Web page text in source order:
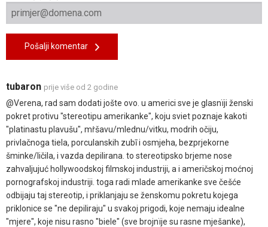
Pošalji komentar
tubaron prije više od 2 godine
@Verena, rad sam dodati jošte ovo. u americi sve je glasnïji ženski
pokret protivu "stereotipu amerikanke", koju sviet poznaje kakoti
"platinastu plavušu", mṙšavu/mlednu/vitku, modrih očiju,
privlačnoga tiela, porculanskih zubī i osmjeha, bezprjekorne
šminke/ličila, i vazda depilirana. to stereotipsko brjeme nose
zahvaljujuć hollywoodskoj filmskoj industriji, a i američskoj moćnoj
pornografskoj industriji. toga radi mlade amerikanke sve češće
odbijaju taj stereotip, i priklanjaju se ženskomu pokretu kojega
priklonice se "ne depiliraju" u svakoj prigodi, koje nemaju idealne
"mjere", koje nisu rasno "biele" (sve brojnïje su rasne mješanke),